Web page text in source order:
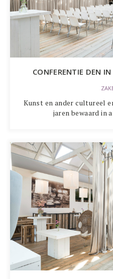
CONFERENTIE DEN
Kunst en ander cultureel
jaren bewaard in